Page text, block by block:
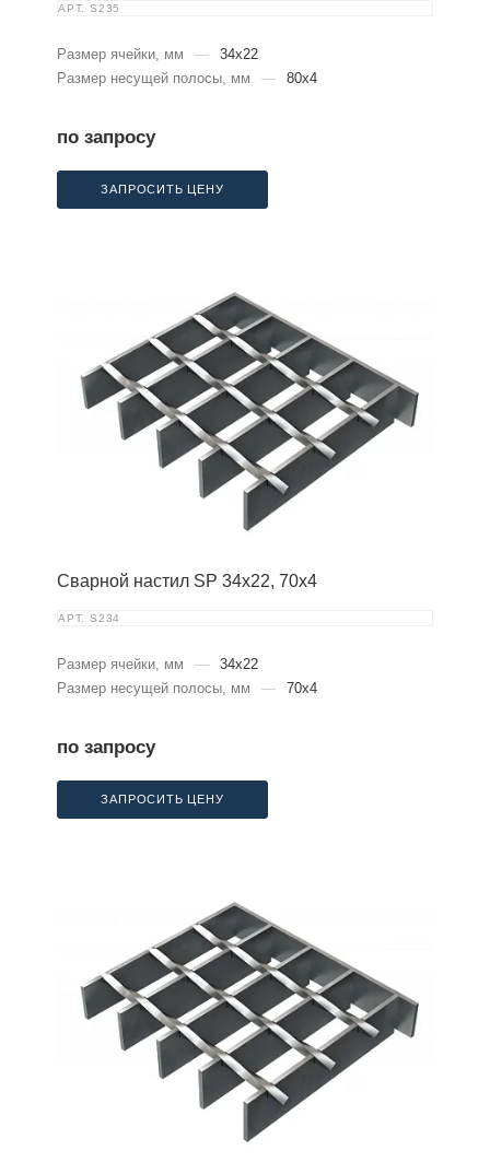
АРТ. S235
Размер ячейки, мм —
34x22
Размер несущей полосы, мм
— 80x4
по запросу
ЗАПРОСИТЬ ЦЕНУ
Сварной настил SP 34х22, 70х4
АРТ. S234
Размер ячейки, мм —
34x22
Размер несущей полосы, мм
— 70x4
по запросу
ЗАПРОСИТЬ ЦЕНУ